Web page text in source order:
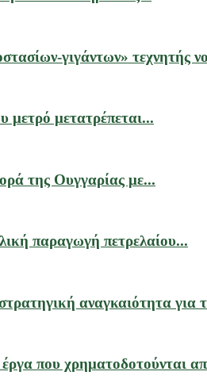
γιγάντων» τεχνητής
μετατρέπεται...
της Ουγγαρίας με...
παραγωγή πετρελαίου...
αναγκαιότητα για
που χρηματοδοτούνται